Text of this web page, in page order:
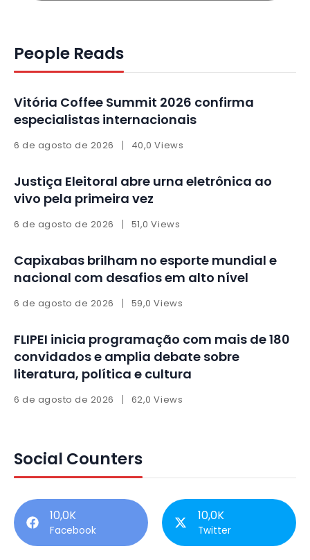
People Reads
Vitória Coffee Summit 2026 confirma
especialistas internacionais
6 de agosto de 2026 40,0 Views
Justiça Eleitoral abre urna eletrônica ao
vivo pela primeira vez
6 de agosto de 2026 51,0 Views
Capixabas brilham no esporte mundial e
nacional com desafios em alto nível
6 de agosto de 2026 59,0 Views
FLIPEI inicia programação com mais de 180
convidados e amplia debate sobre
literatura, política e cultura
6 de agosto de 2026 62,0 Views
Social Counters
10,0K
Facebook
10,0K
Twitter